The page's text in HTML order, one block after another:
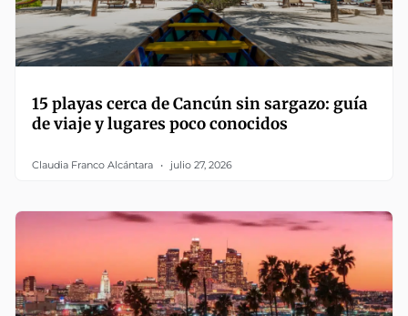
15 playas cerca de Cancún sin sargazo: guía
de viaje y lugares poco conocidos
Claudia Franco Alcántara julio 27, 2026